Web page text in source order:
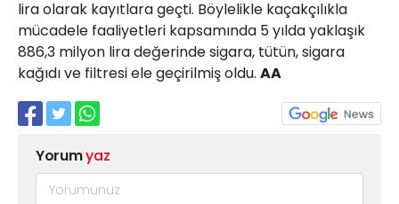
lira olarak kayıtlara geçti. Böylelikle kaçakçılıkla
mücadele faaliyetleri kapsamında 5 yılda yaklaşık
886,3 milyon lira değerinde sigara, tütün, sigara
kağıdı ve filtresi ele geçirilmiş oldu. AA
Yorumyaz